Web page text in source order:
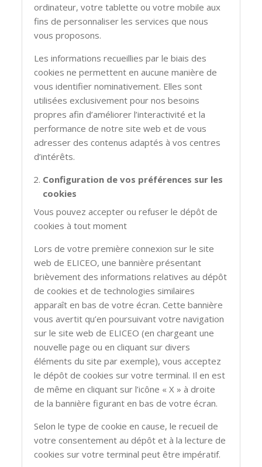
ordinateur, votre tablette ou votre mobile aux
fins de personnaliser les services que nous
vous proposons.
Les informations recueillies par le biais des
cookies ne permettent en aucune manière de
vous identifier nominativement. Elles sont
utilisées exclusivement pour nos besoins
propres afin d’améliorer l’interactivité et la
performance de notre site web et de vous
adresser des contenus adaptés à vos centres
d’intérêts.
Configuration de vos préférences sur les
cookies
Vous pouvez accepter ou refuser le dépôt de
cookies à tout moment
Lors de votre première connexion sur le site
web de ELICEO, une bannière présentant
brièvement des informations relatives au dépôt
de cookies et de technologies similaires
apparaît en bas de votre écran. Cette bannière
vous avertit qu’en poursuivant votre navigation
sur le site web de ELICEO (en chargeant une
nouvelle page ou en cliquant sur divers
éléments du site par exemple), vous acceptez
le dépôt de cookies sur votre terminal. Il en est
de même en cliquant sur l’icône « X » à droite
de la bannière figurant en bas de votre écran.
Selon le type de cookie en cause, le recueil de
votre consentement au dépôt et à la lecture de
cookies sur votre terminal peut être impératif.